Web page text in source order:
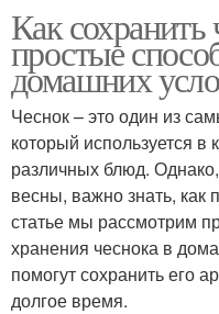
Как
простые
домашних
Чеснок – это один из
который используется в
различных блюд.
весны, важно знать, как
статье мы рассмотрим
хранения чеснока в
помогут сохранить его
долгое время.